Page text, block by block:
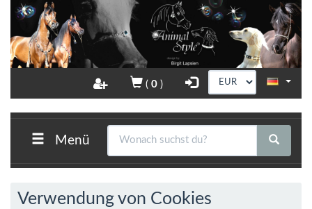
( 0 )
Menü
Verwendung von Cookies